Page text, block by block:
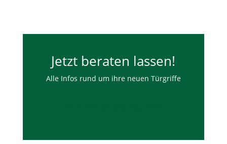
Jetzt beraten lassen!
Alle Infos rund um ihre neuen Türgriffe